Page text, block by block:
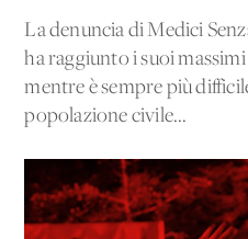
La denuncia di Medici
ha raggiunto i suoi
mentre è sempre più
popolazione civile...